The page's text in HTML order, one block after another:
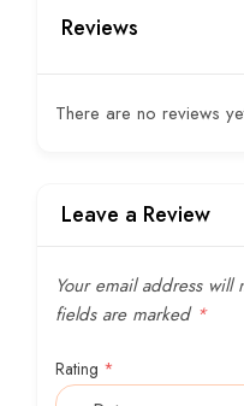
Reviews
There are no reviews
Leave a Review
Your email address
fields are marked *
Rating *